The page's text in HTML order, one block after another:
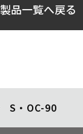
製品一覧へ戻る
S・OC-90